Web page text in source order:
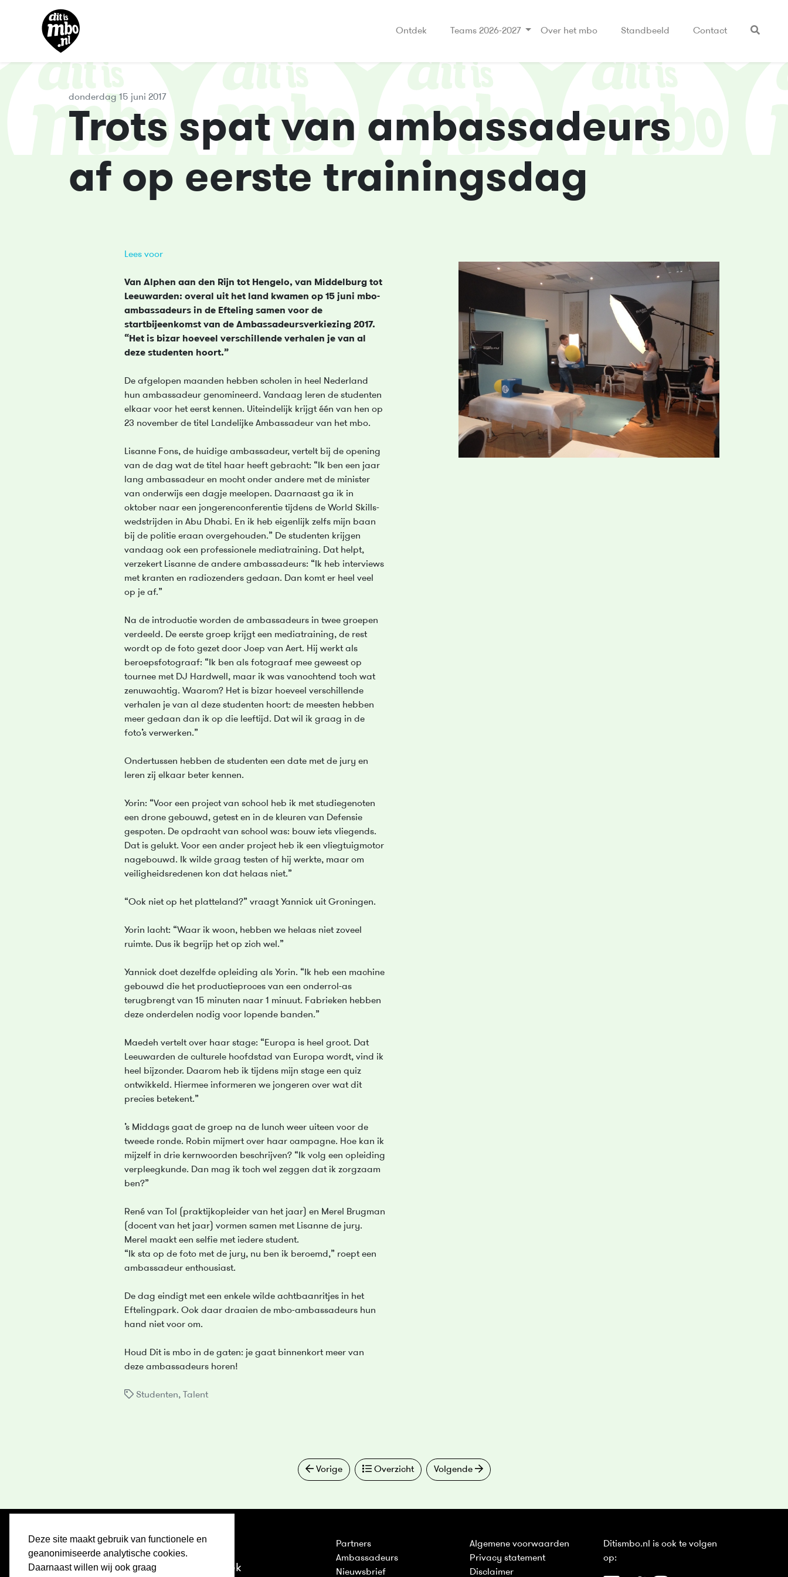
Deze site maakt gebruik van functionele en
geanonimiseerde analytische cookies.
Daarnaast willen wij ook graag
Ontdek Teams 2026-2027 Over het mbo Standbeeld Contact
donderdag 15 juni 2017
Trots spat van ambassadeurs
af op eerste trainingsdag
Lees voor
Van Alphen aan den Rijn tot Hengelo, van Middelburg tot
Leeuwarden: overal uit het land kwamen op 15 juni mbo-
ambassadeurs in de Efteling samen voor de
startbijeenkomst van de Ambassadeursverkiezing 2017.
“Het is bizar hoeveel verschillende verhalen je van al
deze studenten hoort.”
De afgelopen maanden hebben scholen in heel Nederland
hun ambassadeur genomineerd. Vandaag leren de studenten
elkaar voor het eerst kennen. Uiteindelijk krijgt één van hen op
23 november de titel Landelijke Ambassadeur van het mbo.
Lisanne Fons, de huidige ambassadeur, vertelt bij de opening
van de dag wat de titel haar heeft gebracht: “Ik ben een jaar
lang ambassadeur en mocht onder andere met de minister
van onderwijs een dagje meelopen. Daarnaast ga ik in
oktober naar een jongerenconferentie tijdens de World Skills-
wedstrijden in Abu Dhabi. En ik heb eigenlijk zelfs mijn baan
bij de politie eraan overgehouden.” De studenten krijgen
vandaag ook een professionele mediatraining. Dat helpt,
verzekert Lisanne de andere ambassadeurs: “Ik heb interviews
met kranten en radiozenders gedaan. Dan komt er heel veel
op je af.”
Na de introductie worden de ambassadeurs in twee groepen
verdeeld. De eerste groep krijgt een mediatraining, de rest
wordt op de foto gezet door Joep van Aert. Hij werkt als
beroepsfotograaf: “Ik ben als fotograaf mee geweest op
tournee met DJ Hardwell, maar ik was vanochtend toch wat
zenuwachtig. Waarom? Het is bizar hoeveel verschillende
verhalen je van al deze studenten hoort: de meesten hebben
meer gedaan dan ik op die leeftijd. Dat wil ik graag in de
foto’s verwerken.”
Ondertussen hebben de studenten een date met de jury en
leren zij elkaar beter kennen.
Yorin: “Voor een project van school heb ik met studiegenoten
een drone gebouwd, getest en in de kleuren van Defensie
gespoten. De opdracht van school was: bouw iets vliegends.
Dat is gelukt. Voor een ander project heb ik een vliegtuigmotor
nagebouwd. Ik wilde graag testen of hij werkte, maar om
veiligheidsredenen kon dat helaas niet.”
“Ook niet op het platteland?” vraagt Yannick uit Groningen.
Yorin lacht: “Waar ik woon, hebben we helaas niet zoveel
ruimte. Dus ik begrijp het op zich wel.”
Yannick doet dezelfde opleiding als Yorin. “Ik heb een machine
gebouwd die het productieproces van een onderrol-as
terugbrengt van 15 minuten naar 1 minuut. Fabrieken hebben
deze onderdelen nodig voor lopende banden.”
Maedeh vertelt over haar stage: “Europa is heel groot. Dat
Leeuwarden de culturele hoofdstad van Europa wordt, vind ik
heel bijzonder. Daarom heb ik tijdens mijn stage een quiz
ontwikkeld. Hiermee informeren we jongeren over wat dit
precies betekent.”
’s Middags gaat de groep na de lunch weer uiteen voor de
tweede ronde. Robin mijmert over haar campagne. Hoe kan ik
mijzelf in drie kernwoorden beschrijven? “Ik volg een opleiding
verpleegkunde. Dan mag ik toch wel zeggen dat ik zorgzaam
ben?”
René van Tol (praktijkopleider van het jaar) en Merel Brugman
(docent van het jaar) vormen samen met Lisanne de jury.
Merel maakt een selfie met iedere student.
“Ik sta op de foto met de jury, nu ben ik beroemd,” roept een
ambassadeur enthousiast.
De dag eindigt met een enkele wilde achtbaanritjes in het
Eftelingpark. Ook daar draaien de mbo-ambassadeurs hun
hand niet voor om.
Houd Dit is mbo in de gaten: je gaat binnenkort meer van
deze ambassadeurs horen!
Studenten, Talent
Vorige Overzicht Volgende
Home
Ontdek
Partners
Ambassadeurs
Nieuwsbrief
Algemene voorwaarden
Privacy statement
Disclaimer
Ditismbo.nl is ook te volgen
op: